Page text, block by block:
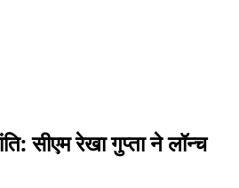
सीएम रेखा गुप्ता ने लॉन्च